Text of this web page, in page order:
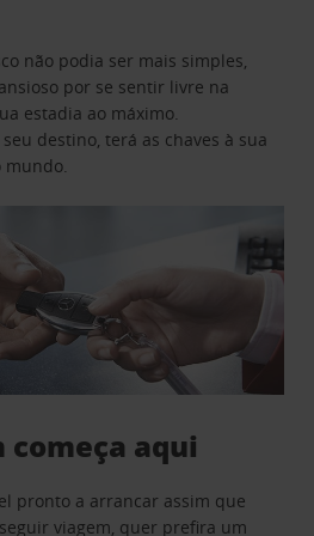
não podia ser mais simples,
por se sentir livre na
estadia ao máximo.
destino, terá as chaves à sua
começa aqui
pronto a arrancar assim que
viagem, quer prefira um